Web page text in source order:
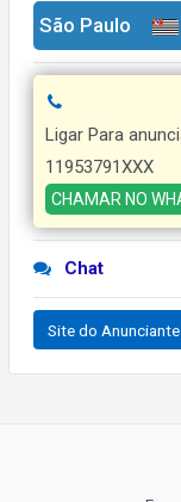
São Paulo
Ligar Para
11953791XXX
CHAMAR NO
Chat
Site do Anunciante